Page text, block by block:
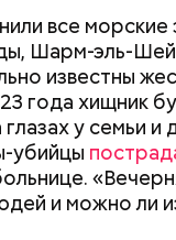
все морские
Шарм-эль-
известны
года хищник
глазах у семьи
убийцы
и можно ли
большие,
на
одичавшим